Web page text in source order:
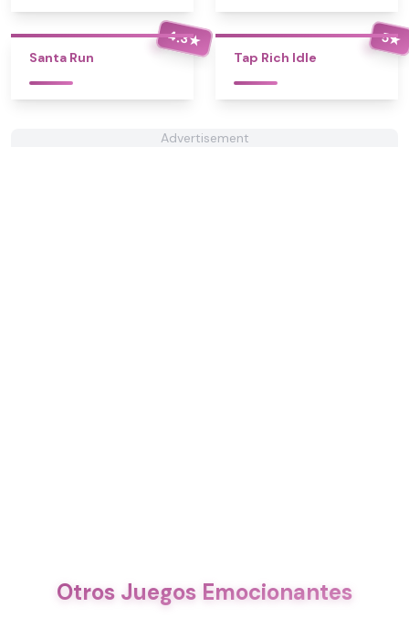
4.3★
Santa Run
5★
Tap Rich Idle
Advertisement
Otros Juegos Emocionantes